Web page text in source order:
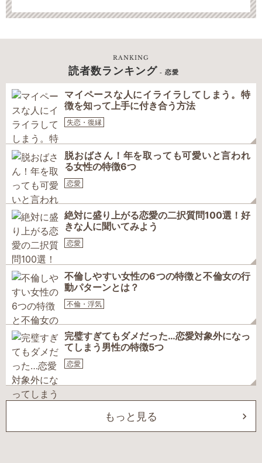
RANKING
読者数ランキング - 恋愛
マイペースな人にイライラしてしまう。特
徴を知って上手に付き合う方法
失恋・復縁
脱おばさん！年を取っても可愛いと言われ
る女性の特徴6つ
恋愛
絶対に盛り上がる恋愛の二択質問100選！好
きな人に聞いてみよう
恋愛
不倫しやすい女性の6つの特徴と不倫女の行
動パターンとは？
不倫・浮気
完璧すぎてもダメだった…恋愛対象外になっ
てしまう男性の特徴5つ
恋愛
もっと見る